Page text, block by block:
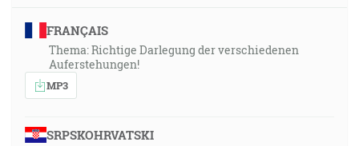
FRANÇAIS
Thema: Richtige Darlegung der verschiedenen
Auferstehungen!
MP3
SRPSKOHRVATSKI